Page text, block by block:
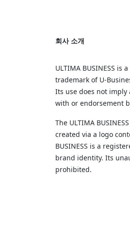
회사 소개
ULTIMA BUSINESS is
trademark of
Its use does not imply
with or endorsement
The ULTIMA
created via a logo
BUSINESS is a
brand identity. Its
prohibited.